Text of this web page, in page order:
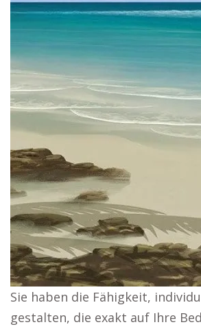
Sie haben die Fähigkeit,
gestalten, die exakt auf Ihre